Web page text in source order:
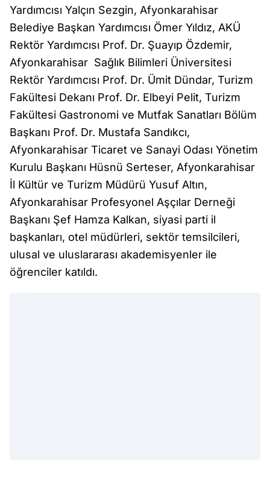
Yardımcısı Yalçın Sezgin, Afyonkarahisar
Belediye Başkan Yardımcısı Ömer Yıldız, AKÜ
Rektör Yardımcısı Prof. Dr. Şuayıp Özdemir,
Afyonkarahisar Sağlık Bilimleri Üniversitesi
Rektör Yardımcısı Prof. Dr. Ümit Dündar, Turizm
Fakültesi Dekanı Prof. Dr. Elbeyi Pelit, Turizm
Fakültesi Gastronomi ve Mutfak Sanatları Bölüm
Başkanı Prof. Dr. Mustafa Sandıkcı,
Afyonkarahisar Ticaret ve Sanayi Odası Yönetim
Kurulu Başkanı Hüsnü Serteser, Afyonkarahisar
İl Kültür ve Turizm Müdürü Yusuf Altın,
Afyonkarahisar Profesyonel Aşçılar Derneği
Başkanı Şef Hamza Kalkan, siyasi parti il
başkanları, otel müdürleri, sektör temsilcileri,
ulusal ve uluslararası akademisyenler ile
öğrenciler katıldı.